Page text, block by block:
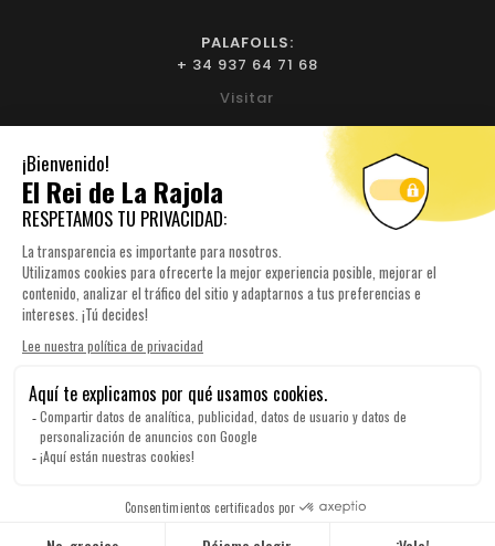
PALAFOLLS:
+ 34 937 64 71 68
Visitar
Visitar
NUESTRA EMPRESA
INFORMACIÓN DE TIENDA
© 2026 Elreidelarajola.com